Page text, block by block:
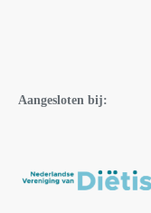
Aangesloten bij: